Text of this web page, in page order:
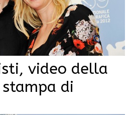
video della
di